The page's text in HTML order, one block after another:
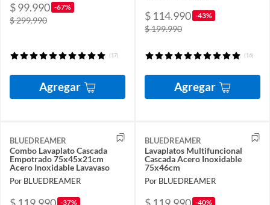
$ 99.990 -67%
$ 299.990
(17)
Agregar
$ 114.990 -43%
$ 199.990
(16)
Agregar
BLUEDREAMER
Combo Lavaplato Cascada
Empotrado 75x45x21cm
Acero Inoxidable Lavavaso
Por BLUEDREAMER
$ 119.990 -37%
BLUEDREAMER
Lavaplatos Multifuncional
Cascada Acero Inoxidable
75x46cm
Por BLUEDREAMER
$ 119.990 -40%